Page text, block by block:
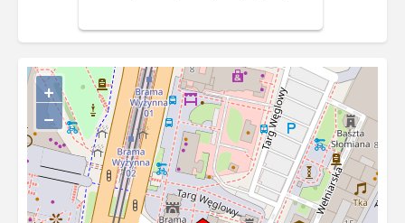
Królewskich. Po lewej stronie widoczny
róg Danzigerhof.
+
−